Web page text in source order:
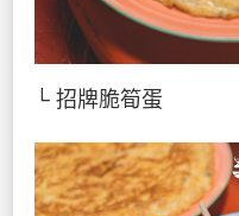
└ 招牌脆筍蛋